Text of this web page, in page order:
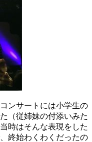
ンサートには小学生の
（従姉妹の付添いみた
時はそんな表現をした
終始わくわくだったの